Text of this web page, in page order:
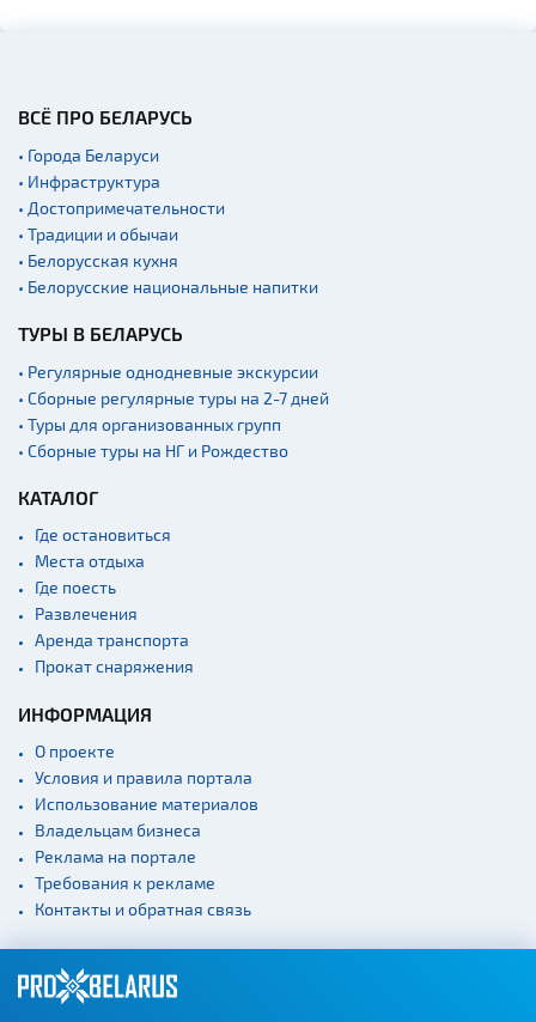
ВСЁ ПРО БЕЛАРУСЬ
• Города Беларуси
• Инфраструктура
• Достопримечательности
• Традиции и обычаи
• Белорусская кухня
• Белорусские национальные напитки
ТУРЫ В БЕЛАРУСЬ
• Регулярные однодневные экскурсии
• Сборные регулярные туры на 2-7 дней
• Туры для организованных групп
• Сборные туры на НГ и Рождество
КАТАЛОГ
Где остановиться
Места отдыха
Где поесть
Развлечения
Аренда транспорта
Прокат снаряжения
ИНФОРМАЦИЯ
О проекте
Условия и правила портала
Использование материалов
Владельцам бизнеса
Реклама на портале
Требования к рекламе
Контакты и обратная связь